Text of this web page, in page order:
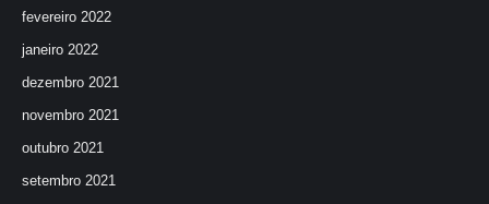
fevereiro 2022
janeiro 2022
dezembro 2021
novembro 2021
outubro 2021
setembro 2021